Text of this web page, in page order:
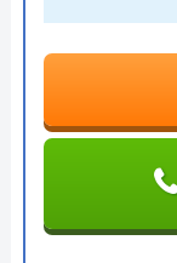
本社所在地